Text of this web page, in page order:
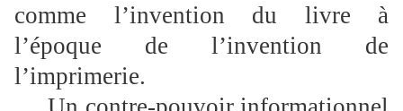
comme l’invention du livre à
l’époque de l’invention de
l’imprimerie.